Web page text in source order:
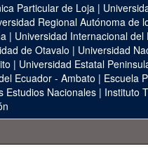
Particular de Loja |
Regional Autónoma de
| Universidad Internacional del
de Otavalo | Universidad
| Universidad Estatal
Ecuador - Ambato | Escuela
Estudios Nacionales | Instituto